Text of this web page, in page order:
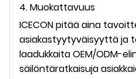
4. Muokattavuus
ICECON pitää aina
asiakastyytyväisyyttä ja
laadukkaita OEM/ODM-
säilöntäratkaisuja